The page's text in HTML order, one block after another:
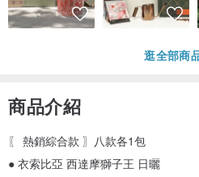
逛全部商
商品介紹
〖 熱銷綜合款 〗八款各1包
● 衣索比亞 西達摩獅子王 日曬